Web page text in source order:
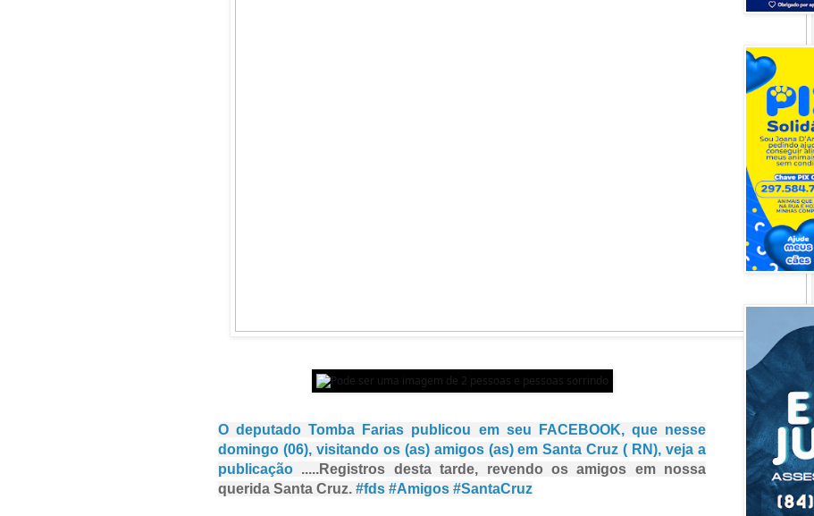
O deputado Tomba Farias publicou em seu FACEBOOK, que nesse
domingo (06), visitando os (as) amigos (as) em Santa Cruz ( RN), veja a
publicação .....Registros desta tarde, revendo os amigos em nossa
querida Santa Cruz. #fds #Amigos #SantaCruz